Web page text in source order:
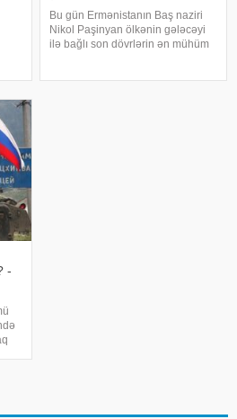
Bu gün Ermənistanın Baş naziri
Nikol Paşinyan ölkənin gələcəyi
ilə bağlı son dövrlərin ən mühüm
-